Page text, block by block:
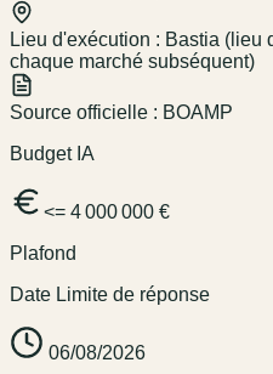
Lieu d'exécution : Bastia (lieu
chaque marché subséquent)
Source officielle : BOAMP
Budget IA
<= 4 000 000 €
Plafond
Date Limite de réponse
06/08/2026